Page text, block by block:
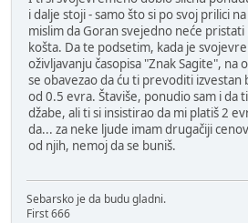
i dalje stoji - samo što si po svoj prilici
mislim da Goran svejedno neće
košta. Da te podsetim, kada je
oživljavanju časopisa "Znak Sagite",
se obavezao da ću ti prevoditi izvestan
od 0.5 evra. Štaviše, ponudio sam i da
džabe, ali ti si insistirao da mi platiš 2
da... za neke ljude imam drugačiji
od njih, nemoj da se buniš.
Sebarsko je da budu gladni.
First 666